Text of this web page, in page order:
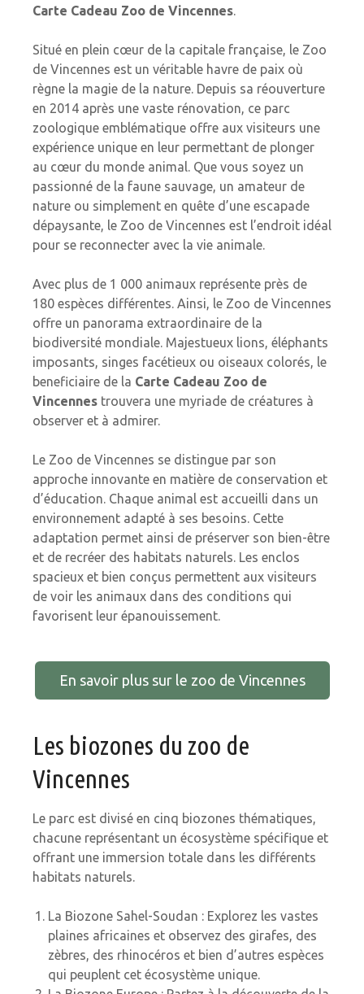
Carte Cadeau Zoo de Vincennes
Situé en plein cœur de la capitale française, le Zoo
de Vincennes est un véritable havre de paix où
règne la magie de la nature. Depuis sa réouverture
en 2014 après une vaste rénovation, ce parc
zoologique emblématique offre aux visiteurs une
expérience unique en leur permettant de plonger
au cœur du monde animal. Que vous soyez un
passionné de la faune sauvage, un amateur de
nature ou simplement en quête d’une escapade
dépaysante, le Zoo de Vincennes est l’endroit idéal
pour se reconnecter avec la vie animale.
Avec plus de 1 000 animaux représente près de
180 espèces différentes. Ainsi, le Zoo de Vincennes
offre un panorama extraordinaire de la
biodiversité mondiale. Majestueux lions, éléphants
imposants, singes facétieux ou oiseaux colorés, le
beneficiaire de la Carte Cadeau Zoo de
Vincennes trouvera une myriade de créatures à
observer et à admirer.
Le Zoo de Vincennes se distingue par son
approche innovante en matière de conservation et
d’éducation. Chaque animal est accueilli dans un
environnement adapté à ses besoins. Cette
adaptation permet ainsi de préserver son bien-être
et de recréer des habitats naturels. Les enclos
spacieux et bien conçus permettent aux visiteurs
de voir les animaux dans des conditions qui
favorisent leur épanouissement.
En savoir plus sur le zoo de Vincennes
Les biozones du zoo de
Vincennes
Le parc est divisé en cinq biozones thématiques,
chacune représentant un écosystème spécifique et
offrant une immersion totale dans les différents
habitats naturels.
La Biozone Sahel-Soudan : Explorez les vastes
plaines africaines et observez des girafes, des
zèbres, des rhinocéros et bien d’autres espèces
qui peuplent cet écosystème unique.